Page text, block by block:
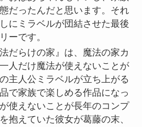
だったんだと思います。それ
にミラベルが団結させた最後
ーです。
だらけの家』は、魔法の家カ
人だけ魔法が使えないことが
主人公ミラベルが立ち上がる
で家族で楽しめる作品になっ
使えないことが長年のコンプ
抱えていた彼女が葛藤の末、